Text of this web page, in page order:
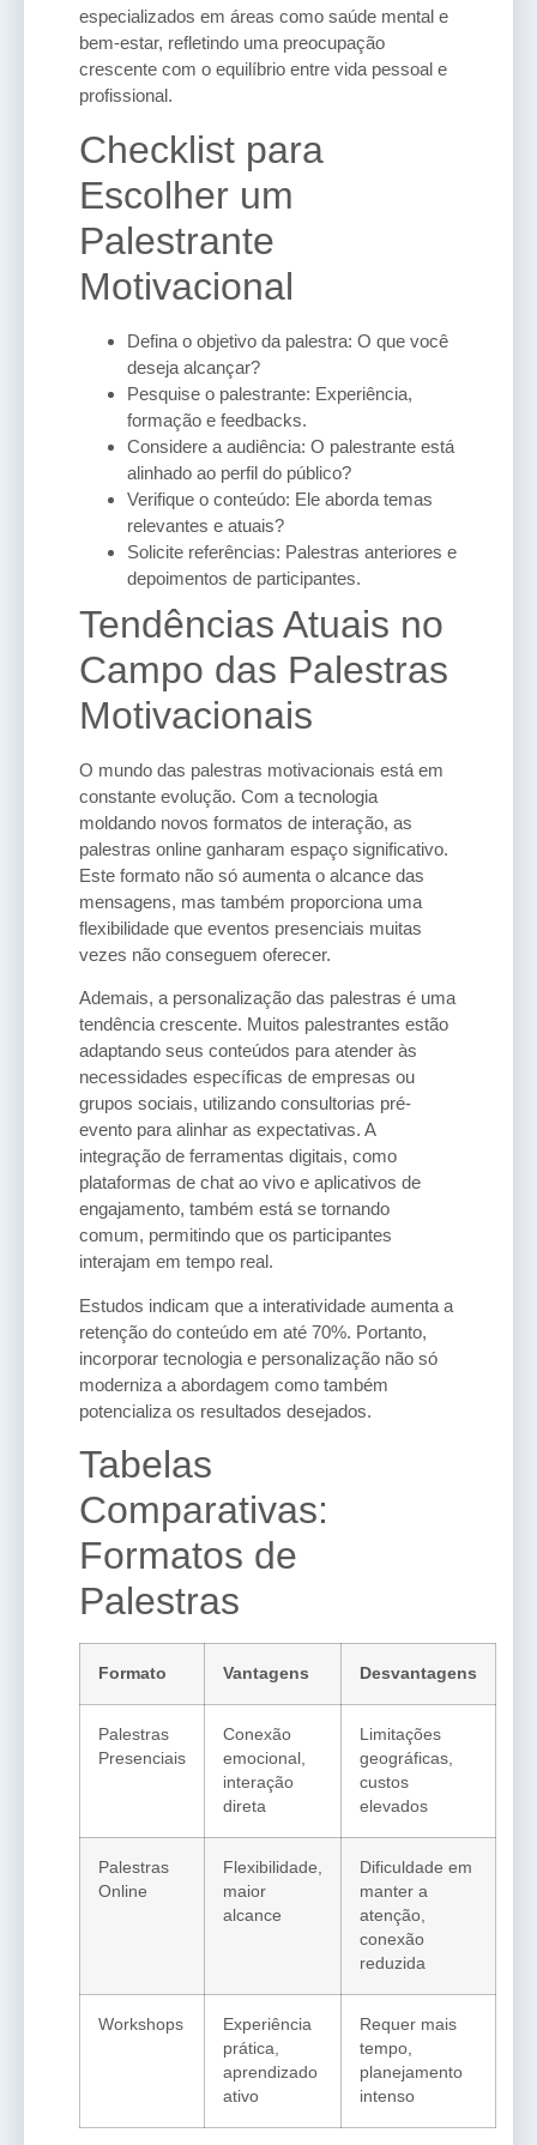
especializados em áreas como saúde mental e
bem-estar, refletindo uma preocupação
crescente com o equilíbrio entre vida pessoal e
profissional.
Checklist para
Escolher um
Palestrante
Motivacional
Defina o objetivo da palestra: O que você
deseja alcançar?
Pesquise o palestrante: Experiência,
formação e feedbacks.
Considere a audiência: O palestrante está
alinhado ao perfil do público?
Verifique o conteúdo: Ele aborda temas
relevantes e atuais?
Solicite referências: Palestras anteriores e
depoimentos de participantes.
Tendências Atuais no
Campo das Palestras
Motivacionais
O mundo das palestras motivacionais está em
constante evolução. Com a tecnologia
moldando novos formatos de interação, as
palestras online ganharam espaço significativo.
Este formato não só aumenta o alcance das
mensagens, mas também proporciona uma
flexibilidade que eventos presenciais muitas
vezes não conseguem oferecer.
Ademais, a personalização das palestras é uma
tendência crescente. Muitos palestrantes estão
adaptando seus conteúdos para atender às
necessidades específicas de empresas ou
grupos sociais, utilizando consultorias pré-
evento para alinhar as expectativas. A
integração de ferramentas digitais, como
plataformas de chat ao vivo e aplicativos de
engajamento, também está se tornando
comum, permitindo que os participantes
interajam em tempo real.
Estudos indicam que a interatividade aumenta a
retenção do conteúdo em até 70%. Portanto,
incorporar tecnologia e personalização não só
moderniza a abordagem como também
potencializa os resultados desejados.
Tabelas
Comparativas:
Formatos de
Palestras
Formato Vantagens Desvantagens
Palestras
Presenciais
Conexão
emocional,
interação
direta
Limitações
geográficas,
custos
elevados
Palestras
Online
Flexibilidade,
maior
alcance
Dificuldade em
manter a
atenção,
conexão
reduzida
Workshops
Experiência
prática,
aprendizado
ativo
Requer mais
tempo,
planejamento
intenso